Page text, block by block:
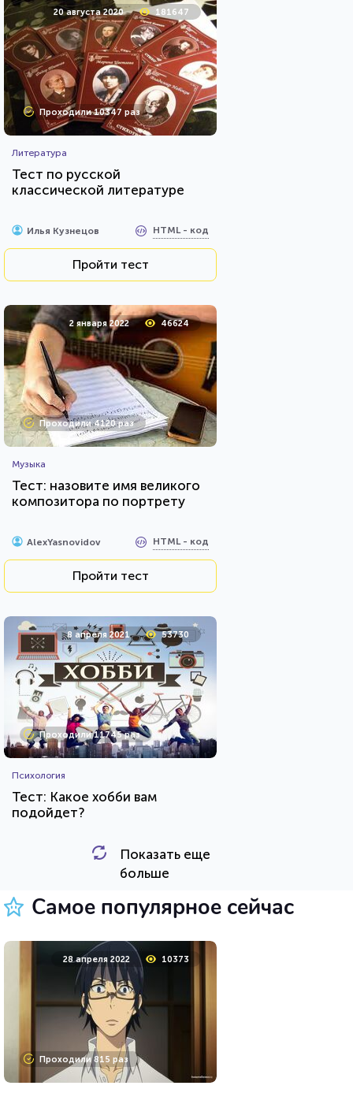
20 августа 2020 181647
Проходили 10347 раз
Литература
Тест по русской
классической литературе
Илья Кузнецов HTML - код
Пройти тест
2 января 2022 46624
Проходили 4120 раз
Музыка
Тест: назовите имя великого
композитора по портрету
AlexYasnovidov HTML - код
Пройти тест
8 апреля 2021 53730
Проходили 11745 раз
Психология
Тест: Какое хобби вам
подойдет?
HTML - код
24 марта 2022
Проходили 146 раз
Игры
Показать еще
больше
Самое популярное сейчас
28 апреля 2022 10373
Проходили 815 раз